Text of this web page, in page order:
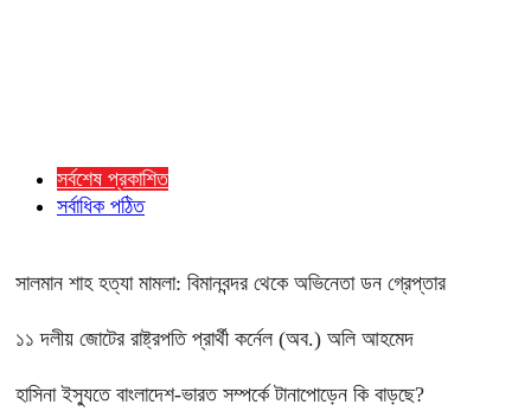
সর্বশেষ প্রকাশিত
সর্বাধিক পঠিত
সালমান শাহ হত্যা মামলা: বিমানবন্দর থেকে অভিনেতা ডন গ্রেপ্তার
১১ দলীয় জোটের রাষ্ট্রপতি প্রার্থী কর্নেল (অব.) অলি আহমেদ
হাসিনা ইস্যুতে বাংলাদেশ-ভারত সম্পর্কে টানাপোড়েন কি বাড়ছে?